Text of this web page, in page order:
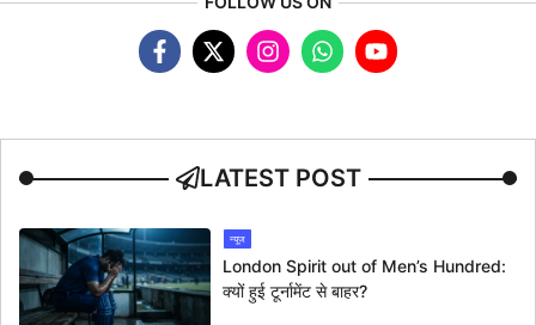
LATEST POST
न्यूज
London Spirit out of Men’s Hundred:
क्यों हुई टूर्नामेंट से बाहर?